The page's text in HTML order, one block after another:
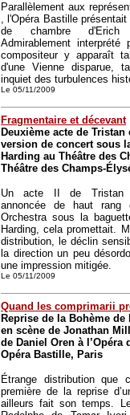
Parallèlement aux
, l'Opéra Bastille
de chambre d'Erich
Admirablement
compositeur y apparaît
d'une Vienne disparue,
inquiet des turbulences
Le 05/11/2009
Fragmentaire et décevant
Deuxième acte de
version de concert sous
Harding au Théâtre des
Théâtre des Champs-
Un acte II de Tristan
annoncée de haut rang
Orchestra sous la
Harding, cela promettait.
distribution, le déclin
la direction un peu
une impression mitigée.
Le 05/11/2009
Quand les comprimarii
Reprise de la Bohème
en scène de Jonathan
de Daniel Oren à l’Opéra
Opéra Bastille, Paris
Étrange distribution que
première de la reprise
ailleurs fait son temps.